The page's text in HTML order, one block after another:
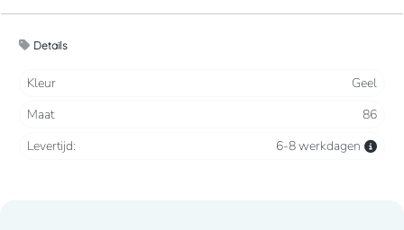
Verdekte 2-weg ritssluiting en elastiek in rug/taille.
2 borstzakken met klep, 2 zijzakken, 2 intasten, achterzak
Levertijd mits voorradig bij de fabrikant
Details
Kleur
Geel
Maat
86
Levertijd:
6-8 werkdagen